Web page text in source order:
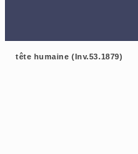
tête humaine (Inv.53.1879)